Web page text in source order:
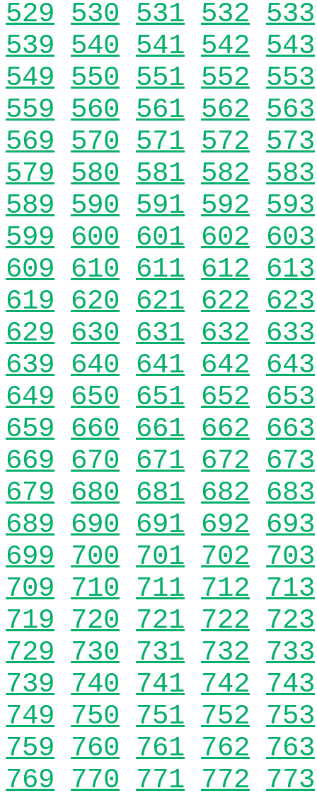
529 530 531 532 533
539 540 541 542 543
549 550 551 552 553
559 560 561 562 563
569 570 571 572 573
579 580 581 582 583
589 590 591 592 593
599 600 601 602 603
609 610 611 612 613
619 620 621 622 623
629 630 631 632 633
639 640 641 642 643
649 650 651 652 653
659 660 661 662 663
669 670 671 672 673
679 680 681 682 683
689 690 691 692 693
699 700 701 702 703
709 710 711 712 713
719 720 721 722 723
729 730 731 732 733
739 740 741 742 743
749 750 751 752 753
759 760 761 762 763
769 770 771 772 773